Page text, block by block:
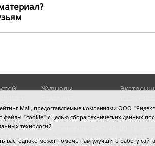
Журналы
RSS поток
Сведения
Осипенко, 81,
Для пресс-релизов:
Mail, предоставляемые компаниями ООО
файлы "cookie" с целью сбора технических данных
технологий.
однако может помочь нам улучшить работу